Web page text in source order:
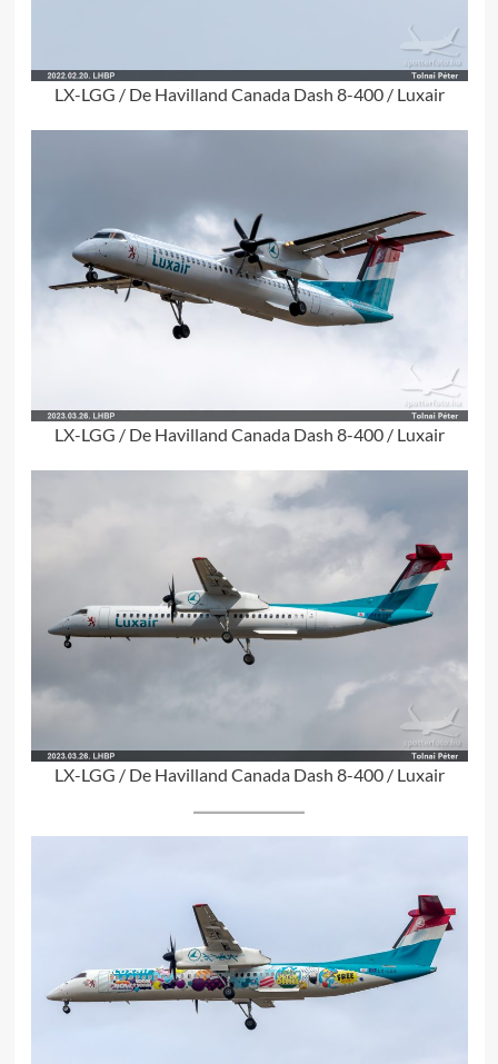
LX-LGG / De Havilland Canada Dash 8-400 / Luxair
LX-LGG / De Havilland Canada Dash 8-400 / Luxair
LX-LGG / De Havilland Canada Dash 8-400 / Luxair